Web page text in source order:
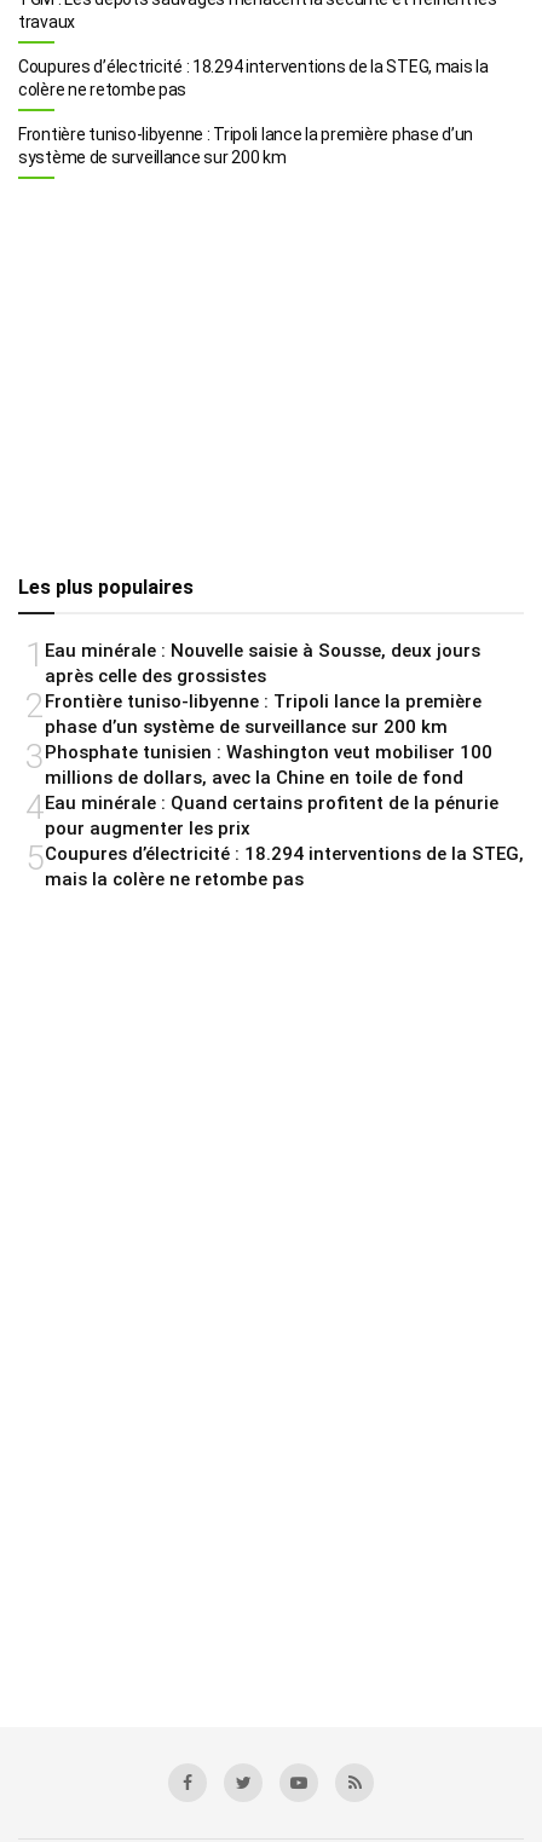
travaux
Coupures d’électricité : 18.294 interventions de la STEG, mais la
colère ne retombe pas
Frontière tuniso-libyenne : Tripoli lance la première phase d’un
système de surveillance sur 200 km
Les plus populaires
1 Eau minérale : Nouvelle saisie à Sousse, deux jours
après celle des grossistes
2 Frontière tuniso-libyenne : Tripoli lance la première
phase d’un système de surveillance sur 200 km
3 Phosphate tunisien : Washington veut mobiliser 100
millions de dollars, avec la Chine en toile de fond
4Eau minérale : Quand certains profitent de la pénurie
pour augmenter les prix
5Coupures d’électricité : 18.294 interventions de la STEG,
mais la colère ne retombe pas